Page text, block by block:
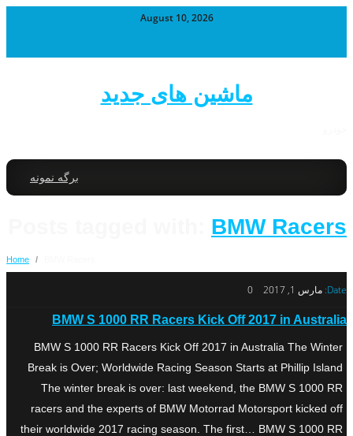
August 10, 2026
ماشین های جدید
برگه نمونه
BMW Racers
Home /
Date: مارس 1, 2017 0
BMW S 1000 RR Racers Kick Off 2017 in Australia
BMW S 1000 RR Racers Kick Off 2017 in Australia The Winter
Break is Over; Worldwide Racing Season Starts at Phillip Island
The winter break is over: last weekend, the BMW S 1000 RR
racers and the experts of BMW Motorrad Motorsport kicked off
their worldwide 2017 racing season. The first… BMW S 1000 RR